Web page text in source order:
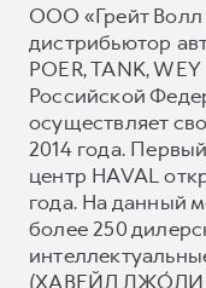
ООО «Грейт
дистрибьютор
POER, TANK,
Российской
осуществляет
2014 года.
центр HAVAL
года. На данный
более 250
(ХАВЕЙЛ